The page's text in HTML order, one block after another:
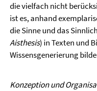
die vielfach nicht
ist es, anhand
die Sinne und das
Aisthesis) in Texten und
Wissensgenerierung
Konzeption und